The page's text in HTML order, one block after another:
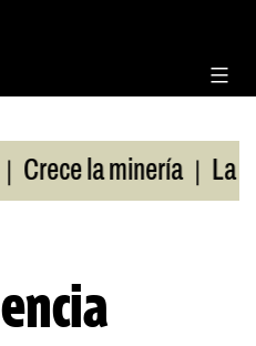
la minería | La